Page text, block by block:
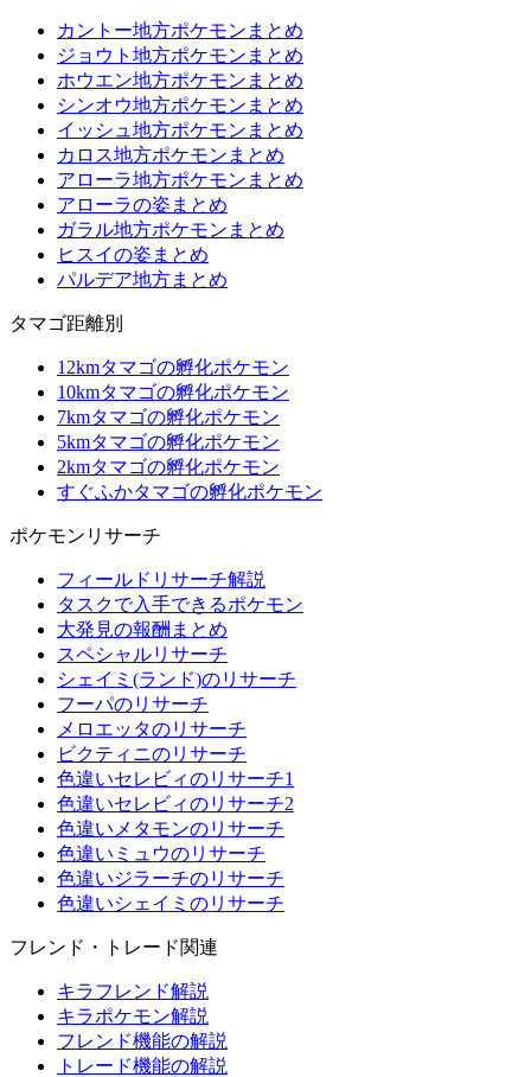
カントー地方ポケモンまとめ
ジョウト地方ポケモンまとめ
ホウエン地方ポケモンまとめ
シンオウ地方ポケモンまとめ
イッシュ地方ポケモンまとめ
カロス地方ポケモンまとめ
アローラ地方ポケモンまとめ
アローラの姿まとめ
ガラル地方ポケモンまとめ
ヒスイの姿まとめ
パルデア地方まとめ
タマゴ距離別
12kmタマゴの孵化ポケモン
10kmタマゴの孵化ポケモン
7kmタマゴの孵化ポケモン
5kmタマゴの孵化ポケモン
2kmタマゴの孵化ポケモン
すぐふかタマゴの孵化ポケモン
ポケモンリサーチ
フィールドリサーチ解説
タスクで入手できるポケモン
大発見の報酬まとめ
スペシャルリサーチ
シェイミ(ランド)のリサーチ
フーパのリサーチ
メロエッタのリサーチ
ビクティニのリサーチ
色違いセレビィのリサーチ1
色違いセレビィのリサーチ2
色違いメタモンのリサーチ
色違いミュウのリサーチ
色違いジラーチのリサーチ
色違いシェイミのリサーチ
フレンド・トレード関連
キラフレンド解説
キラポケモン解説
フレンド機能の解説
トレード機能の解説